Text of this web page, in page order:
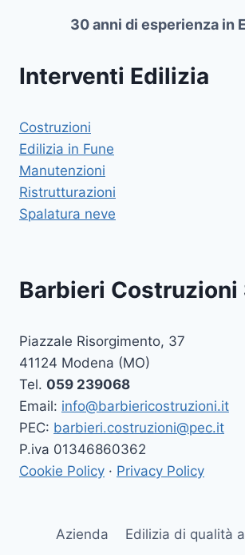
30 anni di esperienza in
Interventi Edilizia
Costruzioni
Edilizia in Fune
Manutenzioni
Ristrutturazioni
Spalatura neve
Barbieri Costruzioni
Piazzale Risorgimento, 37
41124 Modena (MO)
Tel. 059 239068
Email: info@barbiericostruzioni.it
PEC: barbieri.costruzioni@pec.it
P.iva 01346860362
Cookie Policy · Privacy Policy
Azienda
Edilizia di qualità